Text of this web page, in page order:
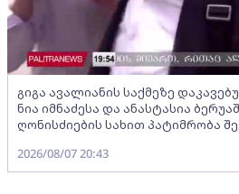
გიგა ავალიანის საქმეზე
ნია იმნაძესა და ანასტასია
ღონისძიების სახით პატიმრობა
2026/08/07 20:43